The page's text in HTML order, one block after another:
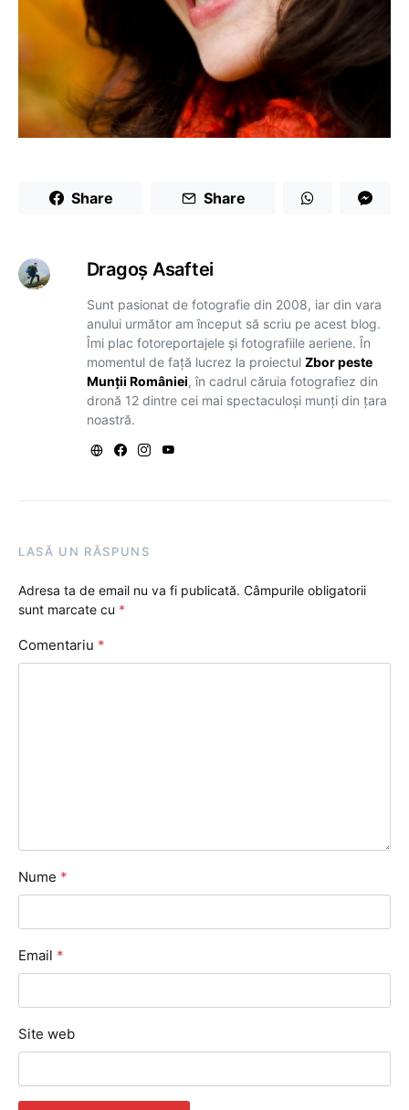
Share Share
Dragoş Asaftei
Sunt pasionat de fotografie din 2008, iar din vara
anului următor am început să scriu pe acest blog.
Îmi plac fotoreportajele și fotografiile aeriene. În
momentul de față lucrez la proiectul Zbor peste
Munții României, în cadrul căruia fotografiez din
dronă 12 dintre cei mai spectaculoși munți din țara
noastră.
LASĂ UN RĂSPUNS
Adresa ta de email nu va fi publicată. Câmpurile obligatorii
sunt marcate cu *
Comentariu *
Nume *
Email *
Site web